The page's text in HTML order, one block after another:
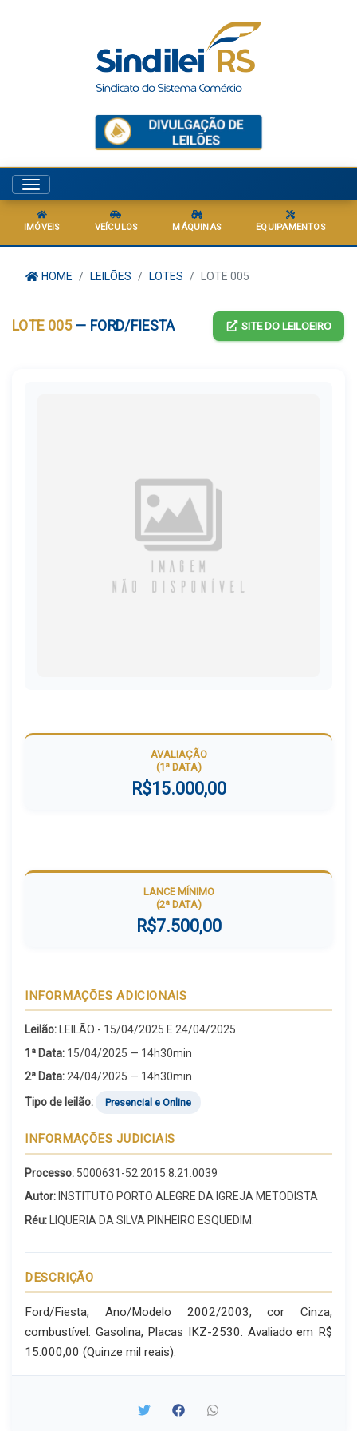
Menu
IMÓVEIS VEÍCULOS MÁQUINAS EQUIPAMENTOS
HOME LEILÕES LOTES LOTE 005
LOTE 005— FORD/FIESTA SITE DO LEILOEIRO
AVALIAÇÃO
(1ª DATA)
R$15.000,00
LANCE MÍNIMO
(2ª DATA)
R$7.500,00
INFORMAÇÕES ADICIONAIS
Leilão: LEILÃO - 15/04/2025 E 24/04/2025
1ª Data: 15/04/2025 — 14h30min
2ª Data: 24/04/2025 — 14h30min
Tipo de leilão: Presencial e Online
INFORMAÇÕES JUDICIAIS
Processo: 5000631-52.2015.8.21.0039
Autor: INSTITUTO PORTO ALEGRE DA IGREJA METODISTA
Réu:LIQUERIA DA SILVA PINHEIRO ESQUEDIM.
DESCRIÇÃO
Ford/Fiesta, Ano/Modelo 2002/2003, cor Cinza,
combustível: Gasolina, Placas IKZ-2530. Avaliado em R$
15.000,00 (Quinze mil reais).